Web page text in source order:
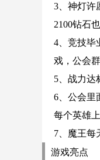
3、神灯许
2100钻石
4、竞技毕
戏，公会
5、战力达
6、公会里
每个英雄
7、魔王每
游戏亮点